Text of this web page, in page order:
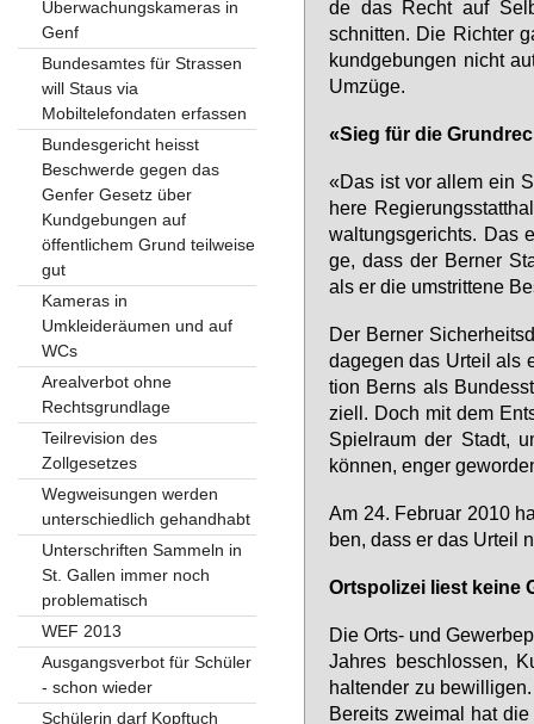
de das Recht auf
schnit­ten. Die Rich­ter
kund­ge­bun­gen nicht
Um­zü­ge.
«Sieg für die
«Das ist vor al­lem ein
he­re
wal­tungs­ge­richts. Das
ge, dass der Ber­ner
als er die um­strit­te­ne
Der Ber­ner
da­ge­gen das Ur­teil als
ti­on Berns als
zi­ell. Doch mit dem
Spiel­raum der Stadt,
kön­nen, en­ger
Am 24. Fe­bru­ar 2010
ben, dass er das Ur­teil
Orts­po­li­zei liest kei­ne
Die Orts- und
Jah­res be­schlos­sen,
hal­ten­der zu
Be­reits zwei­mal hat
Überwachungskameras in
Genf
Bundesamtes für Strassen
will Staus via
Mobiltelefondaten erfassen
Bundesgericht heisst
Beschwerde gegen das
Genfer Gesetz über
Kundgebungen auf
öffentlichem Grund teilweise
gut
Kameras in
Umkleideräumen und auf
WCs
Arealverbot ohne
Rechtsgrundlage
Teilrevision des
Zollgesetzes
Wegweisungen werden
unterschiedlich gehandhabt
Unterschriften Sammeln in
St. Gallen immer noch
problematisch
WEF 2013
Ausgangsverbot für Schüler
- schon wieder
Schülerin darf Kopftuch